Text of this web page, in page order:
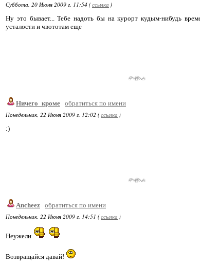
Суббота, 20 Июня 2009 г. 11:54 (ссылка )
Ну это бывает... Тебе надоть бы на курорт кудым-нибудь
усталости и чвототам еще
Ничего_кроме обратиться по имени
Понедельник, 22 Июня 2009 г. 12:02 (ссылка )
:)
Ancheez обратиться по имени
Понедельник, 22 Июня 2009 г. 14:51 (ссылка )
Неужели
Возвращайся давай!